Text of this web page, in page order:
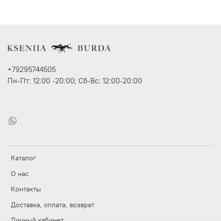
Каталог
О нас
Контакты
Доставка, оплата, возврат
+79295744505
Пн-Пт: 12:00 -20:00; Сб-Вс: 12:00-20:00